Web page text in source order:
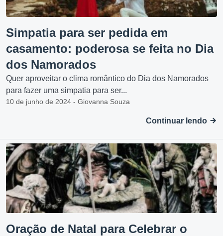
Simpatia para ser pedida em
casamento: poderosa se feita no Dia
dos Namorados
Quer aproveitar o clima romântico do Dia dos Namorados
para fazer uma simpatia para ser...
10 de junho de 2024 - Giovanna Souza
Continuar lendo
Oração de Natal para Celebrar o